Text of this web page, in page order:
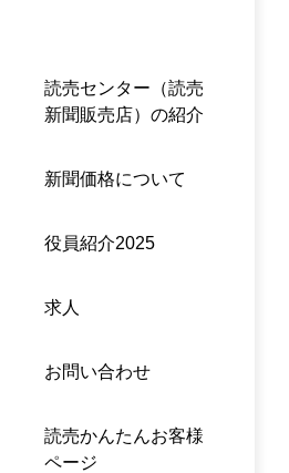
読売センター（読売
新聞販売店）の紹介
新聞価格について
役員紹介2025
求人
お問い合わせ
読売かんたんお客様
ページ